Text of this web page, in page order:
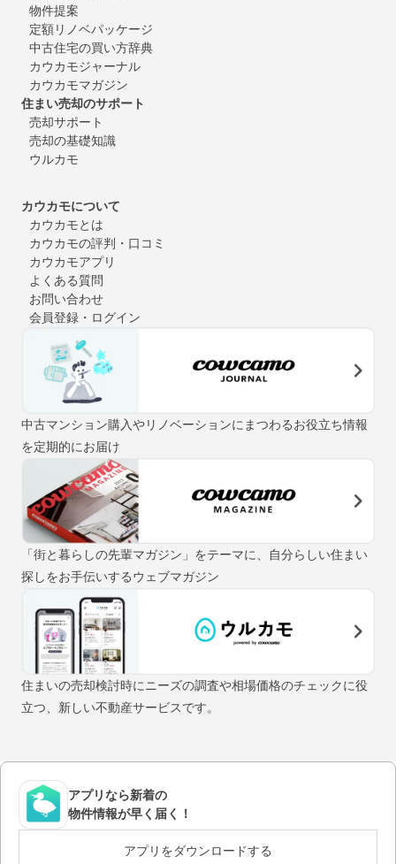
物件提案
定額リノベパッケージ
中古住宅の買い方辞典
カウカモジャーナル
カウカモマガジン
住まい売却のサポート
売却サポート
売却の基礎知識
ウルカモ
カウカモについて
カウカモとは
カウカモの評判・口コミ
カウカモアプリ
よくある質問
お問い合わせ
会員登録・ログイン
中古マンション購入やリノベーションにまつわるお役立ち情報
を定期的にお届け
「街と暮らしの先輩マガジン」をテーマに、自分らしい住まい
探しをお手伝いするウェブマガジン
住まいの売却検討時にニーズの調査や相場価格のチェックに役
立つ、新しい不動産サービスです。
アプリなら新着の
物件情報が早く届く！
アプリをダウンロードする